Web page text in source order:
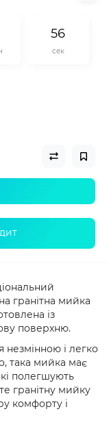
55
сек
гранітна мийка
​​із
поверхню.
незмінною і легко
така мийка має
полегшують
гранітну мийку
комфорту і